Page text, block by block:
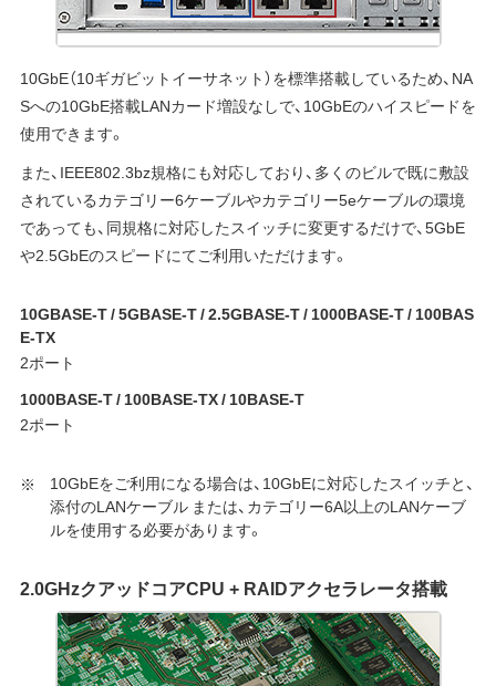
10GbE（10ギガビットイーサネット）を標準搭載しているため、NA
Sへの10GbE搭載LANカード増設なしで、10GbEのハイスピードを
使用できます。
また、IEEE802.3bz規格にも対応しており、多くのビルで既に敷設
されているカテゴリー6ケーブルやカテゴリー5eケーブルの環境
であっても、同規格に対応したスイッチに変更するだけで、5GbE
や2.5GbEのスピードにてご利用いただけます。
10GBASE-T / 5GBASE-T / 2.5GBASE-T / 1000BASE-T / 100BAS
E-TX
2ポート
1000BASE-T / 100BASE-TX / 10BASE-T
2ポート
10GbEをご利用になる場合は、10GbEに対応したスイッチと、
添付のLANケーブル または、カテゴリー6A以上のLANケーブ
ルを使用する必要があります。
2.0GHzクアッドコアCPU + RAIDアクセラレータ搭載